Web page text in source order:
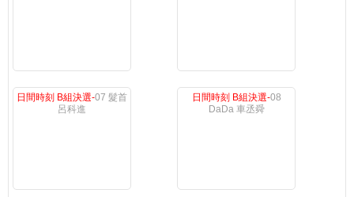
日間時刻 B組決選-07 髮首
呂科進
日間時刻 B組決選-08
DaDa 車丞舜